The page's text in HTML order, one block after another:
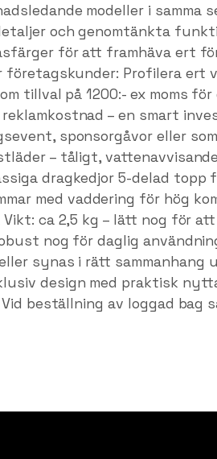
modeller i samma
och genomtänkta
för att framhäva ert
företagskunder: Profilera ert
tillval på 1200:- ex moms
reklamkostnad – en smart
sponsorgåvor eller
– tåligt,
dragkedjor 5-delad topp
med vaddering för hög
ca 2,5 kg – lätt nog för
nog för daglig
synas i rätt sammanhang
design med praktisk
beställning av loggad bag